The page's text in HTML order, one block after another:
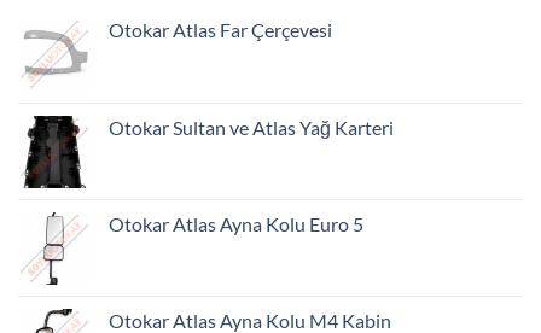
Otokar Atlas Far Çerçevesi
Otokar Sultan ve Atlas Yağ Karteri
Otokar Atlas Ayna Kolu Euro 5
Otokar Atlas Ayna Kolu M4 Kabin